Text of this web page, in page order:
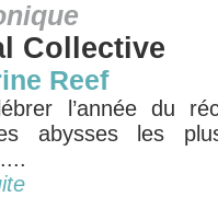
Collective
Reef
l’année du
abysses les